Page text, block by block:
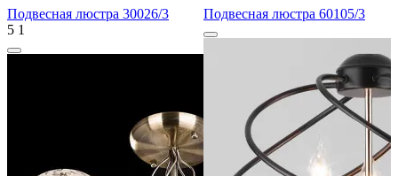
Подвесная люстра 30026/3
5 1
Подвесная люстра 60105/3